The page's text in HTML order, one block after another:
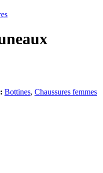
Bottines, Chaussures femmes